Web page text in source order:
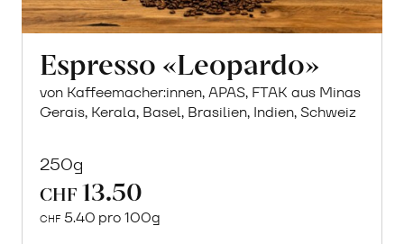
Espresso «Leopardo»
von Kaffeemacher:innen, APAS, FTAK aus Minas
Gerais, Kerala, Basel, Brasilien, Indien, Schweiz
250g
CHF 13.50
CHF 5.40 pro 100g